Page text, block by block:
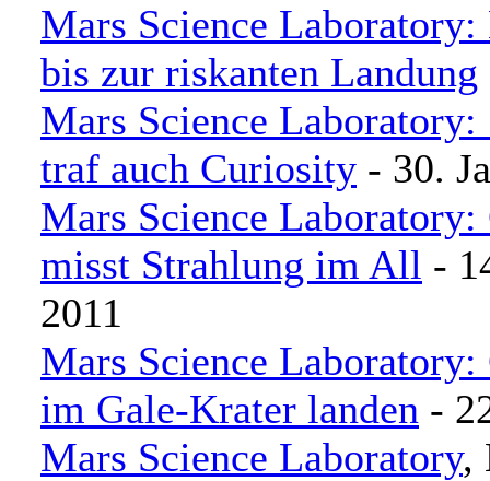
Mars Science Laboratory:
bis zur riskanten Landung
Mars Science Laboratory:
traf auch Curiosity - 30.
Mars Science
misst Strahlung im All -
2011
Mars Science
im Gale-Krater landen -
Mars Science Laboratory,